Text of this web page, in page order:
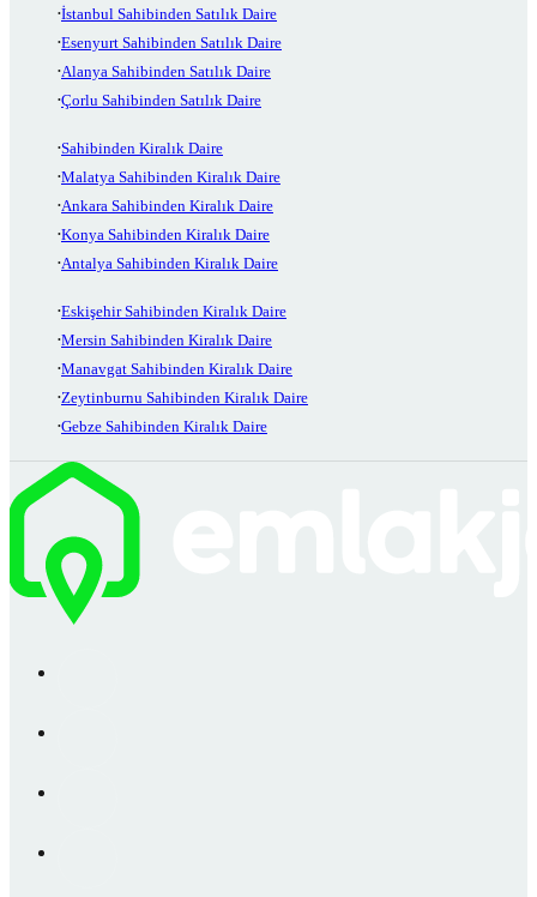
İstanbul Sahibinden Satılık Daire
Esenyurt Sahibinden Satılık Daire
Alanya Sahibinden Satılık Daire
Çorlu Sahibinden Satılık Daire
Sahibinden Kiralık Daire
Malatya Sahibinden Kiralık Daire
Ankara Sahibinden Kiralık Daire
Konya Sahibinden Kiralık Daire
Antalya Sahibinden Kiralık Daire
Eskişehir Sahibinden Kiralık Daire
Mersin Sahibinden Kiralık Daire
Manavgat Sahibinden Kiralık Daire
Zeytinburnu Sahibinden Kiralık Daire
Gebze Sahibinden Kiralık Daire